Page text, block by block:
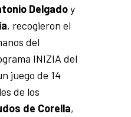
Delgadoy
, recogieron el
del
INIZIA del
juego de 14
de los
de Corella,